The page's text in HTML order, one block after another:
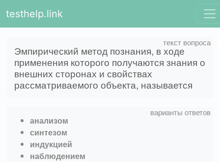
testhelp.link
Эмпирический метод познания, в ходе
применения которого получаются знания о
внешних сторонах и свойствах
рассматриваемого объекта, называется
анализом
синтезом
индукцией
наблюдением